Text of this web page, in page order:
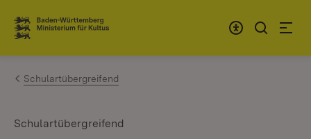
Zum Inhalt springen
Link zur Startseite
Schulartübergreifend
Schulartübergreifend